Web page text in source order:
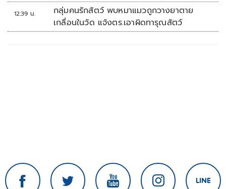
12:39 น.
กลุ่มคนรักสัตว์ พบหมาแมวถูกวางยาตาย
เกลื่อนในวัด แจ้งตร.เอาผิดทารุณสัตว์